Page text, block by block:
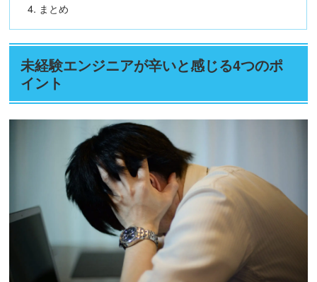
まとめ
未経験エンジニアが辛いと感じる4つのポ
イント